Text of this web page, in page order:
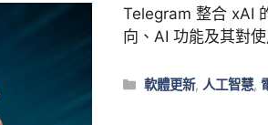
Telegram 整合 xAI
向、AI 功能及其對
類
軟體更新, 人工智慧,